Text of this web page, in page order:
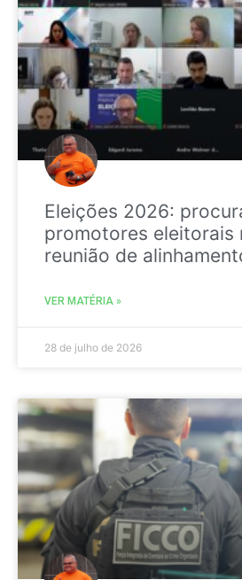
Eleições 2026:
promotores eleitorais
reunião de
VER MATÉRIA »
28 de julho de 2026